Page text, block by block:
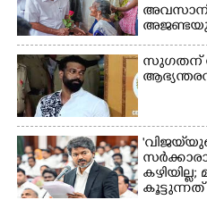
സുഗതന്
കഴിയില്ല;
കൂട്ടുന്നത്